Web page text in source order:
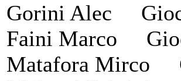
Gorini Alec
Faini Marco
Matafora Mirco